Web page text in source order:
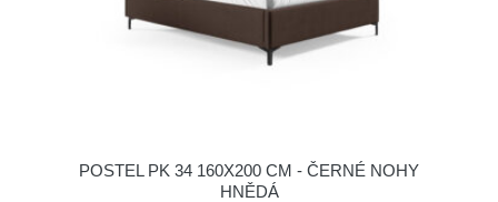
POSTEL PK 34 160X200 CM - ČERNÉ NOHY
HNĚDÁ